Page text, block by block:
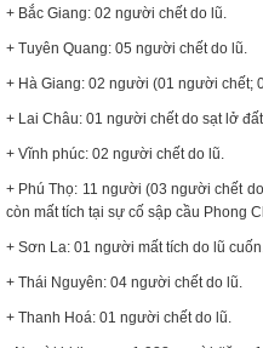
+ Bắc Giang: 02 người chết do lũ.
+ Tuyên Quang: 05 người chết do lũ.
+ Hà Giang: 02 người (01 người chết;
+ Lai Châu: 01 người chết do sạt lở
+ Vĩnh phúc: 02 người chết do lũ.
+ Phú Thọ: 11 người (03 người chết
còn mất tích tại sự cố sập cầu Phong
+ Sơn La: 01 người mất tích do lũ
+ Thái Nguyên: 04 người chết do lũ.
+ Thanh Hoá: 01 người chết do lũ.